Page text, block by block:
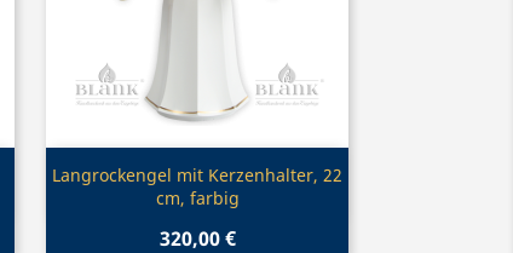
Vorschau
Langrockengel mit Kerzenhalter, 22
cm, farbig
320,00 €